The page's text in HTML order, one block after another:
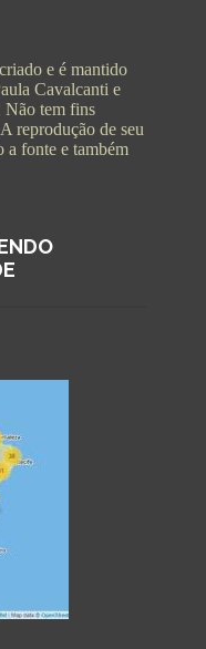
e é mantido
Cavalcanti e
Não tem fins
reprodução de seu
a fonte e também